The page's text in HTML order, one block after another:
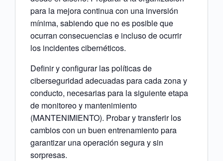
para la mejora continua con una inversión
mínima, sabiendo que no es posible que
ocurran consecuencias e incluso de ocurrir
los incidentes cibernéticos.
Definir y configurar las políticas de
ciberseguridad adecuadas para cada zona y
conducto, necesarias para la siguiente etapa
de monitoreo y mantenimiento
(MANTENIMIENTO). Probar y transferir los
cambios con un buen entrenamiento para
garantizar una operación segura y sin
sorpresas.